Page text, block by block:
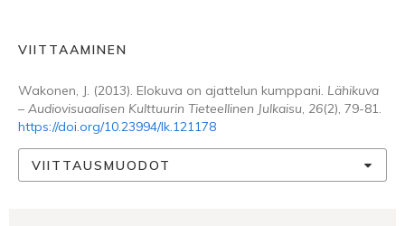
VIITTAAMINEN
Wakonen, J. (2013). Elokuva on ajattelun kumppani. Lähikuva
– Audiovisuaalisen Kulttuurin Tieteellinen Julkaisu, 26(2), 79-81.
https://doi.org/10.23994/lk.121178
VIITTAUSMUODOT